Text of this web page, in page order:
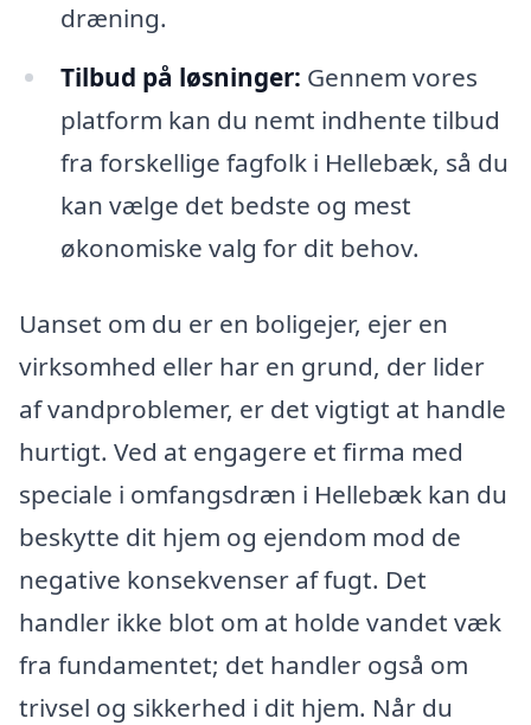
dræning.
Tilbud på løsninger: Gennem vores
platform kan du nemt indhente tilbud
fra forskellige fagfolk i Hellebæk, så du
kan vælge det bedste og mest
økonomiske valg for dit behov.
Uanset om du er en boligejer, ejer en
virksomhed eller har en grund, der lider
af vandproblemer, er det vigtigt at handle
hurtigt. Ved at engagere et firma med
speciale i omfangsdræn i Hellebæk kan du
beskytte dit hjem og ejendom mod de
negative konsekvenser af fugt. Det
handler ikke blot om at holde vandet væk
fra fundamentet; det handler også om
trivsel og sikkerhed i dit hjem. Når du